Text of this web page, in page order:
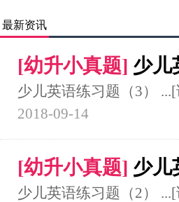
最新资讯
[幼升小真题] 少儿
少儿英语练习题（3） ...[
2018-09-14
[幼升小真题] 少儿
少儿英语练习题（2） ...[